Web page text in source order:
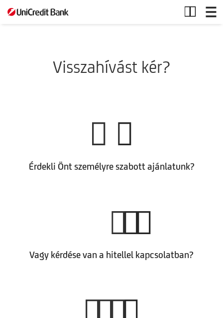
Hitel
vonal
Visszahívást kér?
Érdekli Önt személyre szabott ajánlatunk?
Vagy kérdése van a hitellel kapcsolatban?